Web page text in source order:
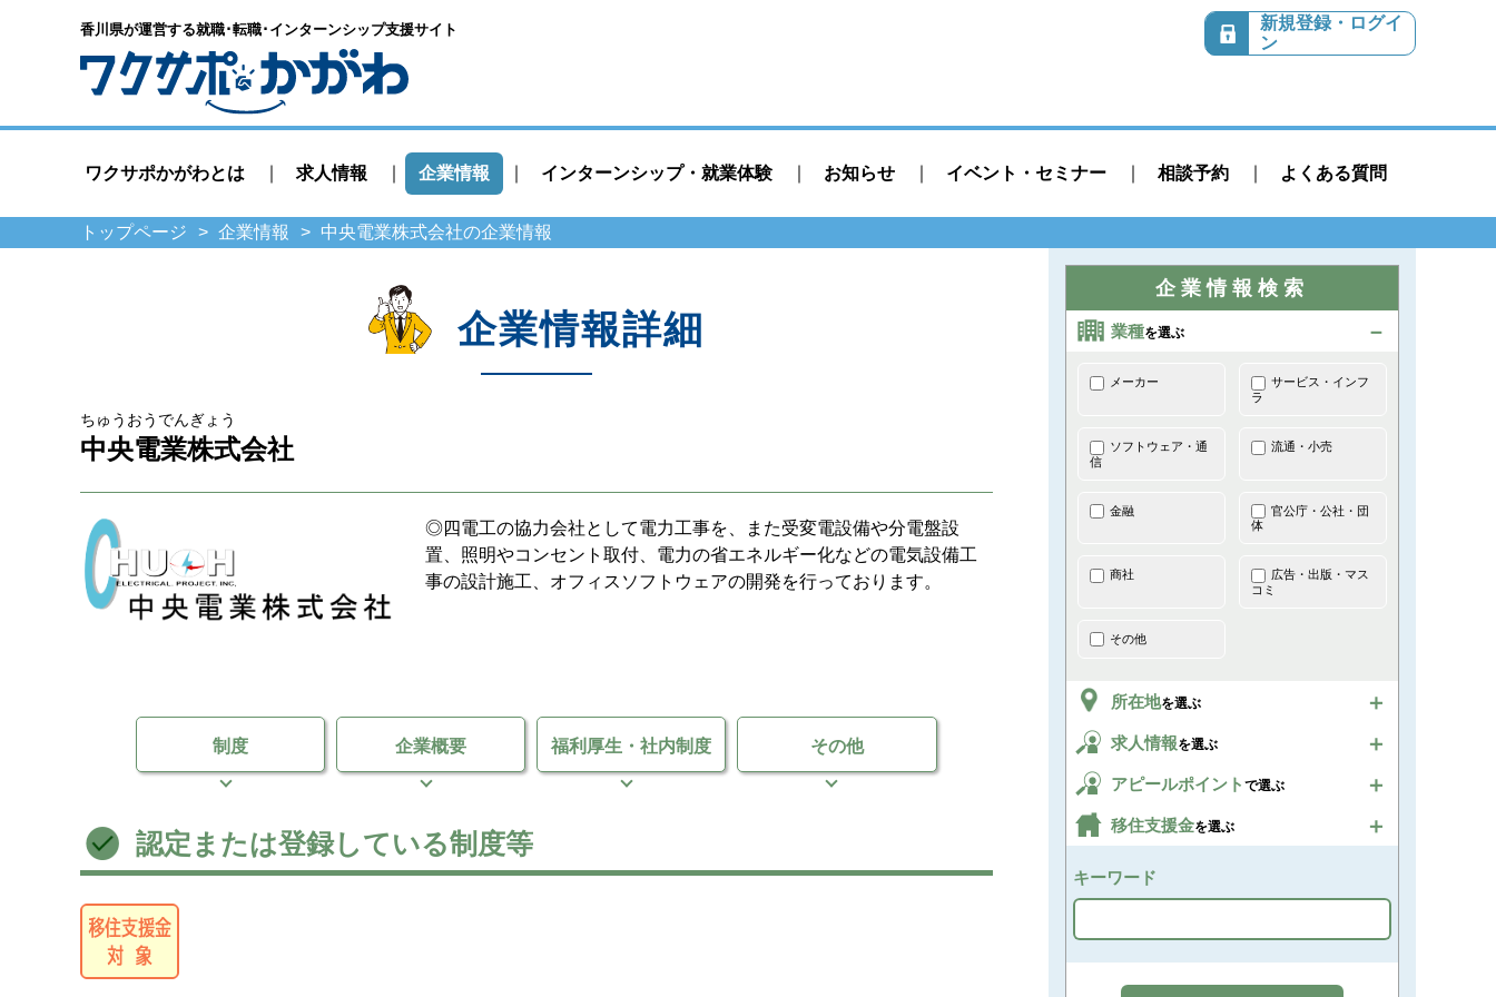
香川県が運営する就職･転職･ インターンシップ支援サイト
新規登録・ログイ
ン
ワクサポかがわとは 求人情報 企業情報 インターンシップ・就業体験 お知らせ イベント・セミナー 相談予約 よくある質問
トップページ 企業情報 中央電業株式会社の企業情報
企業情報詳細
ちゅうおうでんぎょう
中央電業株式会社
◎四電工の協力会社として電力工事を、また受変電設備や分電盤設
置、照明やコンセント取付、電力の省エネルギー化などの電気設備工
事の設計施工、オフィスソフトウェアの開発を行っております。
制度 企業概要 福利厚生・ 社内制度 その他
認定または登録している制度等
企業情報検索
業種を選ぶ
メーカー
サービス・インフ
ラ
ソフトウェア・通
信
流通・小売
金融
官公庁・公社・団
体
商社
広告・出版・マス
コミ
その他
所在地を選ぶ
求人情報を選ぶ
アピールポイント で選ぶ
移住支援金を選ぶ
キーワード